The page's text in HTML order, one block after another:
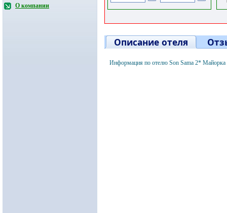
О компании
Описание отеля
Информация по отелю Son Sama 2*